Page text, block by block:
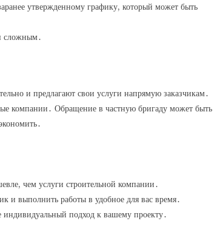
утвержденному графику, который может быть
сложным․
и предлагают свои услуги напрямую заказчикам․
компании․ Обращение в частную бригаду может быть
чем услуги строительной компании․
и выполнить работы в удобное для вас время․
подход к вашему проекту․